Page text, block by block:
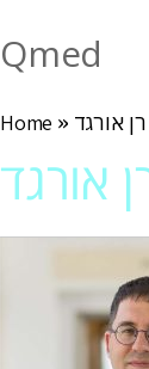
Qmed
Home »